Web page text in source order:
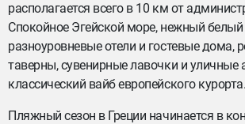
располагается всего в 10 км от
Спокойное Эгейской море, нежный белый
разноуровневые отели и гостевые дома,
таверны, сувенирные лавочки и уличные
классический вайб европейского курорта.
Пляжный сезон в Греции начинается в